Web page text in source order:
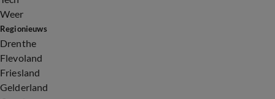
Weer
Regionieuws
Drenthe
Flevoland
Friesland
Gelderland